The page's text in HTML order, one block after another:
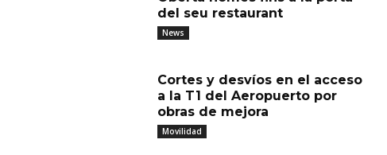
del seu restaurant
News
Cortes y desvíos en el acceso
a la T1 del Aeropuerto por
obras de mejora
Movilidad